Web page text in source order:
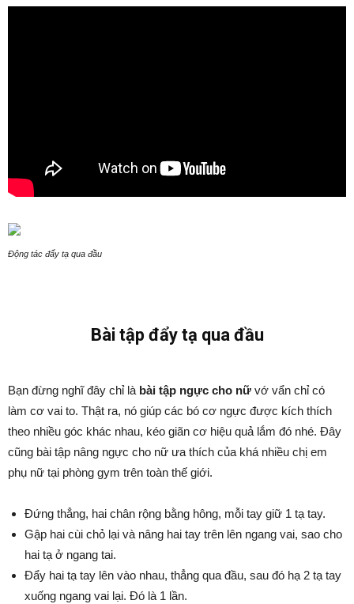
Động tác đẩy tạ qua đầu
Bài tập đẩy tạ qua đầu
Bạn đừng nghĩ đây chỉ là bài tập ngực cho nữ vớ vẩn chỉ có
làm cơ vai to. Thật ra, nó giúp các bó cơ ngực được kích thích
theo nhiều góc khác nhau, kéo giãn cơ hiệu quả lắm đó nhé. Đây
cũng bài tập nâng ngực cho nữ ưa thích của khá nhiều chị em
phụ nữ tại phòng gym trên toàn thế giới.
Đứng thẳng, hai chân rộng bằng hông, mỗi tay giữ 1 tạ tay.
Gập hai cùi chỏ lại và nâng hai tay trên lên ngang vai, sao cho
hai tạ ở ngang tai.
Đẩy hai tạ tay lên vào nhau, thẳng qua đầu, sau đó hạ 2 tạ tay
xuống ngang vai lại. Đó là 1 lần.